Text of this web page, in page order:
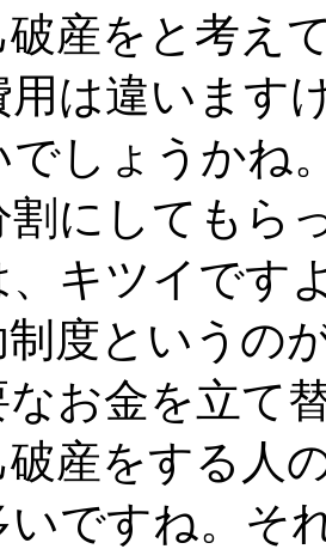
破産をと考え
用は違います
でしょうかね
割にしてもら
、キツイです
度というの
なお金を立て
産をする人
いですね。そ